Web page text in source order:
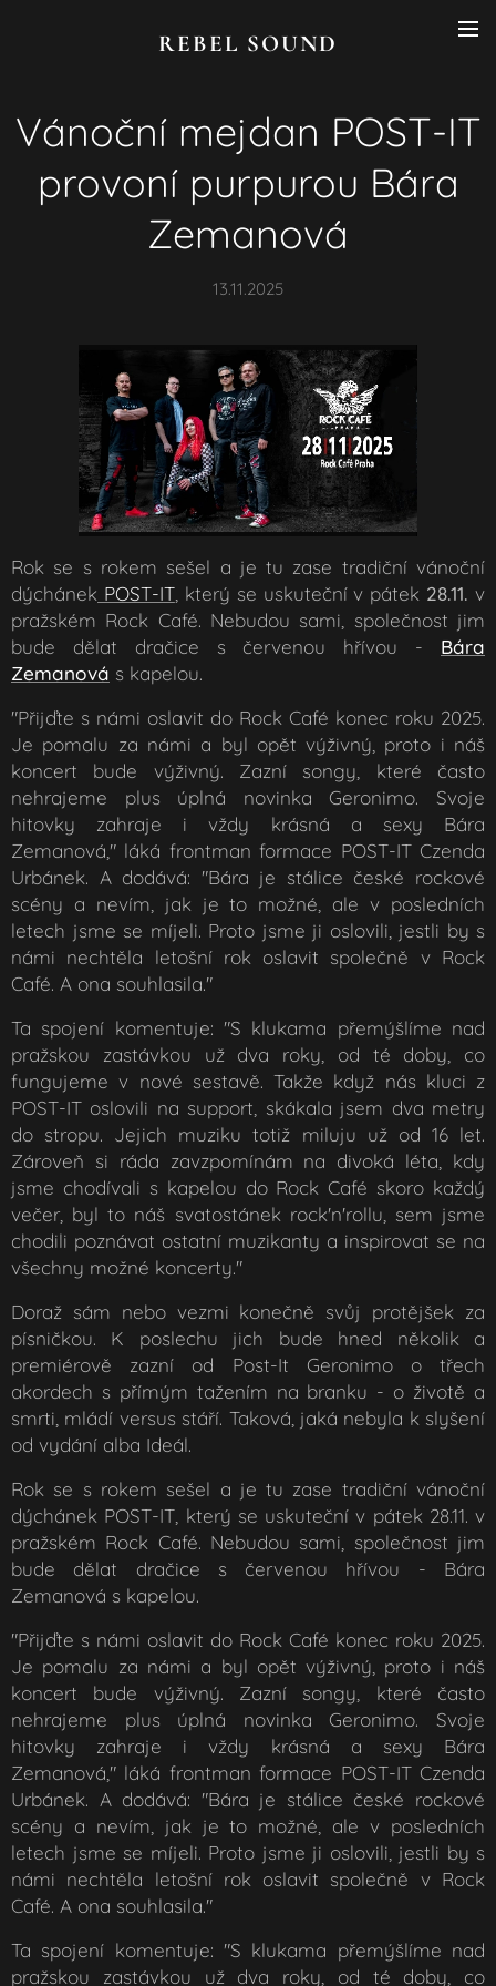
REBEL SOUND
Vánoční mejdan POST-IT
provoní purpurou Bára
Zemanová
13.11.2025
Rok se s rokem sešel a je tu zase tradiční vánoční
dýchánek POST-IT, který se uskuteční v pátek 28.11. v
pražském Rock Café. Nebudou sami, společnost jim
bude dělat dračice s červenou hřívou - Bára
Zemanová s kapelou.
"Přijďte s námi oslavit do Rock Café konec roku 2025.
Je pomalu za námi a byl opět výživný, proto i náš
koncert bude výživný. Zazní songy, které často
nehrajeme plus úplná novinka Geronimo. Svoje
hitovky zahraje i vždy krásná a sexy Bára
Zemanová," láká frontman formace POST-IT Czenda
Urbánek. A dodává: "Bára je stálice české rockové
scény a nevím, jak je to možné, ale v posledních
letech jsme se míjeli. Proto jsme ji oslovili, jestli by s
námi nechtěla letošní rok oslavit společně v Rock
Café. A ona souhlasila."
Ta spojení komentuje: "S klukama přemýšlíme nad
pražskou zastávkou už dva roky, od té doby, co
fungujeme v nové sestavě. Takže když nás kluci z
POST-IT oslovili na support, skákala jsem dva metry
do stropu. Jejich muziku totiž miluju už od 16 let.
Zároveň si ráda zavzpomínám na divoká léta, kdy
jsme chodívali s kapelou do Rock Café skoro každý
večer, byl to náš svatostánek rock'n'rollu, sem jsme
chodili poznávat ostatní muzikanty a inspirovat se na
všechny možné koncerty."
Doraž sám nebo vezmi konečně svůj protějšek za
písničkou. K poslechu jich bude hned několik a
premiérově zazní od Post-It Geronimo o třech
akordech s přímým tažením na branku - o životě a
smrti, mládí versus stáří. Taková, jaká nebyla k slyšení
od vydání alba Ideál.
Rok se s rokem sešel a je tu zase tradiční vánoční
dýchánek POST-IT, který se uskuteční v pátek 28.11. v
pražském Rock Café. Nebudou sami, společnost jim
bude dělat dračice s červenou hřívou - Bára
Zemanová s kapelou.
"Přijďte s námi oslavit do Rock Café konec roku 2025.
Je pomalu za námi a byl opět výživný, proto i náš
koncert bude výživný. Zazní songy, které často
nehrajeme plus úplná novinka Geronimo. Svoje
hitovky zahraje i vždy krásná a sexy Bára
Zemanová," láká frontman formace POST-IT Czenda
Urbánek. A dodává: "Bára je stálice české rockové
scény a nevím, jak je to možné, ale v posledních
letech jsme se míjeli. Proto jsme ji oslovili, jestli by s
námi nechtěla letošní rok oslavit společně v Rock
Café. A ona souhlasila."
Ta spojení komentuje: "S klukama přemýšlíme nad
pražskou zastávkou už dva roky, od té doby, co